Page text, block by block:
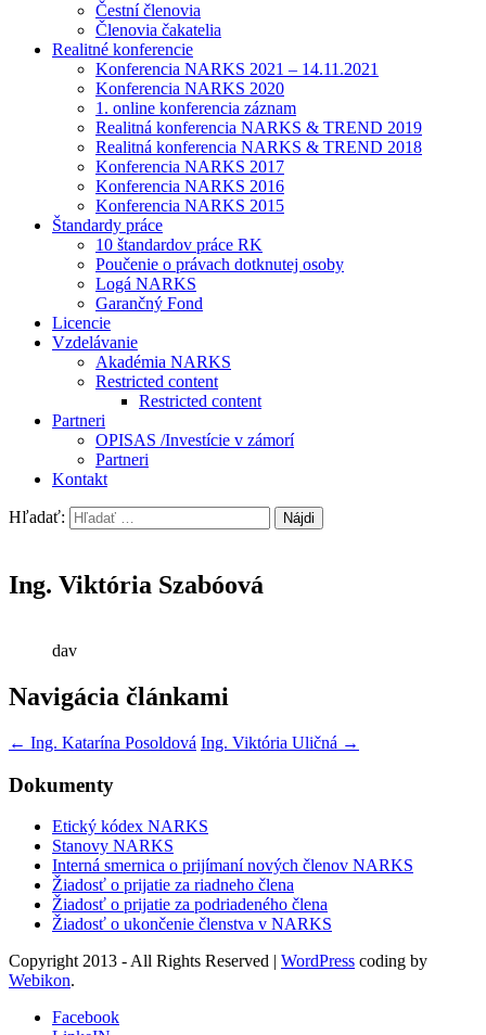
Čestní členovia
Členovia čakatelia
Realitné konferencie
Konferencia NARKS 2021 – 14.11.2021
Konferencia NARKS 2020
1. online konferencia záznam
Realitná konferencia NARKS & TREND 2019
Realitná konferencia NARKS & TREND 2018
Konferencia NARKS 2017
Konferencia NARKS 2016
Konferencia NARKS 2015
Štandardy práce
10 štandardov práce RK
Poučenie o právach dotknutej osoby
Logá NARKS
Garančný Fond
Licencie
Vzdelávanie
Akadémia NARKS
Restricted content
Restricted content
Partneri
OPISAS /Investície v zámorí
Partneri
Kontakt
Hľadať:
Ing. Viktória Szabóová
dav
Navigácia článkami
← Ing. Katarína Posoldová Ing. Viktória Uličná →
Dokumenty
Etický kódex NARKS
Stanovy NARKS
Interná smernica o prijímaní nových členov NARKS
Žiadosť o prijatie za riadneho člena
Žiadosť o prijatie za podriadeného člena
Žiadosť o ukončenie členstva v NARKS
Copyright 2013 - All Rights Reserved | WordPress coding by
Webikon.
Facebook